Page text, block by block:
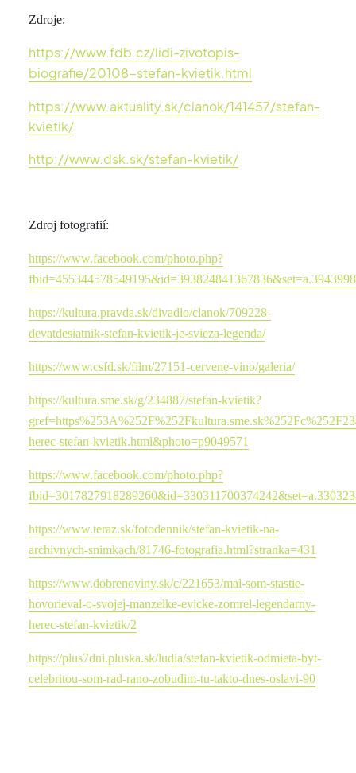
Zdroje:
https://www.fdb.cz/lidi-zivotopis-
biografie/20108-stefan-kvietik.html
https://www.aktuality.sk/clanok/141457/stefan-
kvietik/
http://www.dsk.sk/stefan-kvietik/
Zdroj fotografií:
https://www.facebook.com/photo.php?
https://kultura.pravda.sk/divadlo/clanok/709228-
devatdesiatnik-stefan-kvietik-je-svieza-legenda/
https://www.csfd.sk/film/27151-cervene-vino/galeria/
https://kultura.sme.sk/g/234887/stefan-kvietik?
herec-stefan-kvietik.html&photo=p9049571
https://www.facebook.com/photo.php?
https://www.teraz.sk/fotodennik/stefan-kvietik-na-
archivnych-snimkach/81746-fotografia.html?stranka=431
https://www.dobrenoviny.sk/c/221653/mal-som-stastie-
hovorieval-o-svojej-manzelke-evicke-zomrel-legendarny-
herec-stefan-kvietik/2
https://plus7dni.pluska.sk/ludia/stefan-kvietik-odmieta-byt-
celebritou-som-rad-rano-zobudim-tu-takto-dnes-oslavi-90